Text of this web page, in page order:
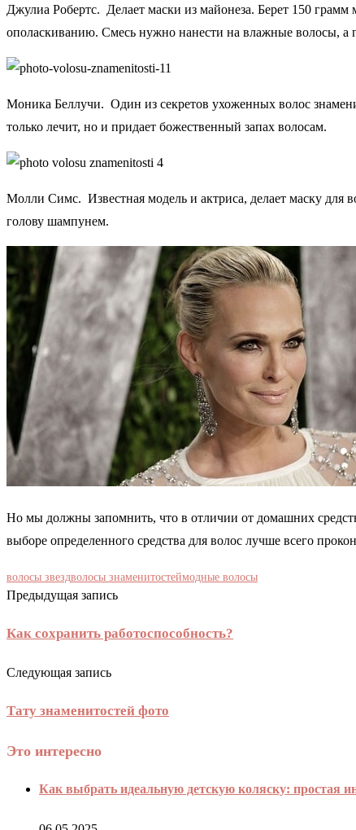
Джулиа Робертс. Делает маски из майонеза. Берет 150 грамм
ополаскиванию. Смесь нужно нанести на влажные волосы, а
Моника Беллучи. Один из секретов ухоженных волос
только лечит, но и придает божественный запах волосам.
Молли Симс. Известная модель и актриса, делает маску для
голову шампунем.
Но мы должны запомнить, что в отличии от домашних
выборе определенного средства для волос лучше всего
волосы звездволосы знаменитостеймодные волосы
Предыдущая запись
Как сохранить работоспособность?
Следующая запись
Тату знаменитостей фото
Это интересно
Как выбрать идеальную детскую коляску: простая